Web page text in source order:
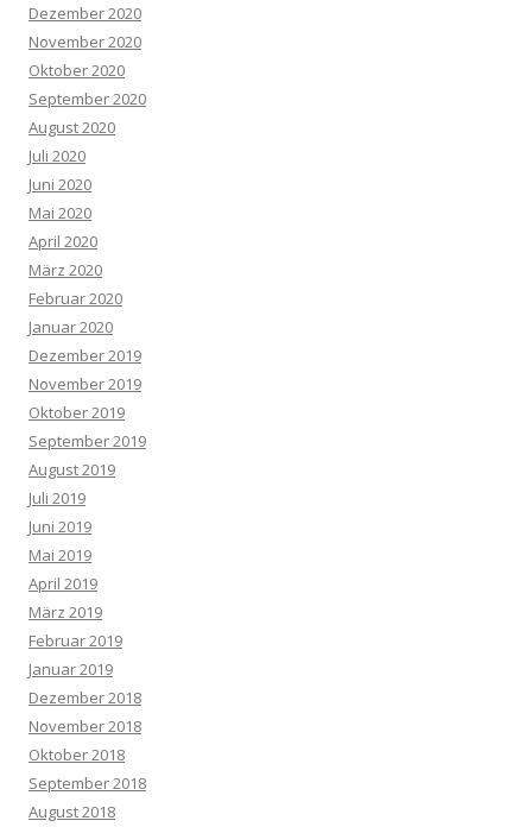
Dezember 2020
November 2020
Oktober 2020
September 2020
August 2020
Juli 2020
Juni 2020
Mai 2020
April 2020
März 2020
Februar 2020
Januar 2020
Dezember 2019
November 2019
Oktober 2019
September 2019
August 2019
Juli 2019
Juni 2019
Mai 2019
April 2019
März 2019
Februar 2019
Januar 2019
Dezember 2018
November 2018
Oktober 2018
September 2018
August 2018